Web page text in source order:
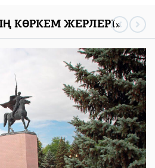
КӨРКЕМ ЖЕРЛЕРІ»